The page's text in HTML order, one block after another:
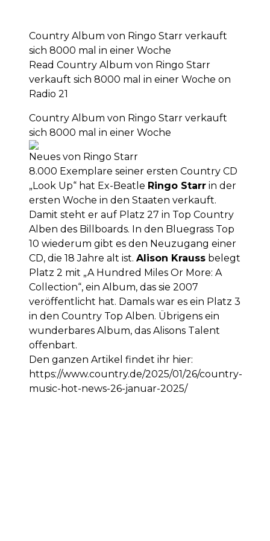
Country Album von Ringo Starr verkauft
sich 8000 mal in einer Woche
Read Country Album von Ringo Starr
verkauft sich 8000 mal in einer Woche on
Radio 21
Country Album von Ringo Starr verkauft
sich 8000 mal in einer Woche
Neues von Ringo Starr
8.000 Exemplare seiner ersten Country CD
„Look Up“ hat Ex-Beatle Ringo Starr in der
ersten Woche in den Staaten verkauft.
Damit steht er auf Platz 27 in Top Country
Alben des Billboards. In den Bluegrass Top
10 wiederum gibt es den Neuzugang einer
CD, die 18 Jahre alt ist. Alison Krauss belegt
Platz 2 mit „A Hundred Miles Or More: A
Collection“, ein Album, das sie 2007
veröffentlicht hat. Damals war es ein Platz 3
in den Country Top Alben. Übrigens ein
wunderbares Album, das Alisons Talent
offenbart.
Den ganzen Artikel findet ihr hier:
https://www.country.de/2025/01/26/country-
music-hot-news-26-januar-2025/